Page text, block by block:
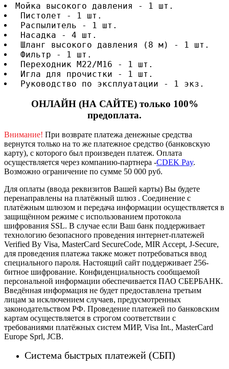
Мойка высокого давления - 1 шт.
Пистолет - 1 шт.
Распылитель - 1 шт.
Насадка - 4 шт.
Шланг высокого давления (8 м) - 1 шт.
Фильтр - 1 шт.
Переходник М22/М16 - 1 шт.
Игла для прочистки - 1 шт.
Руководство по эксплуатации - 1 экз.
ОНЛАЙН (НА САЙТЕ) только 100%
предоплата.
Внимание! При возврате платежа денежные средства
вернутся только на то же платежное средство (банковскую
карту), с которого был произведен платеж. Оплата
осуществляется через компанию-партнера -CDEK Pay.
Возможно ограничение по сумме 50 000 руб.
Для оплаты (ввода реквизитов Вашей карты) Вы будете
перенаправлены на платёжный шлюз . Соединение с
платёжным шлюзом и передача информации осуществляется в
защищённом режиме с использованием протокола
шифрования SSL. В случае если Ваш банк поддерживает
технологию безопасного проведения интернет-платежей
Verified By Visa, MasterCard SecureCode, MIR Accept, J-Secure,
для проведения платежа также может потребоваться ввод
специального пароля. Настоящий сайт поддерживает 256-
битное шифрование. Конфиденциальность сообщаемой
персональной информации обеспечивается ПАО СБЕРБАНК.
Введённая информация не будет предоставлена третьим
лицам за исключением случаев, предусмотренных
законодательством РФ. Проведение платежей по банковским
картам осуществляется в строгом соответствии с
требованиями платёжных систем МИР, Visa Int., MasterCard
Europe Sprl, JCB.
Система быстрых платежей (СБП)